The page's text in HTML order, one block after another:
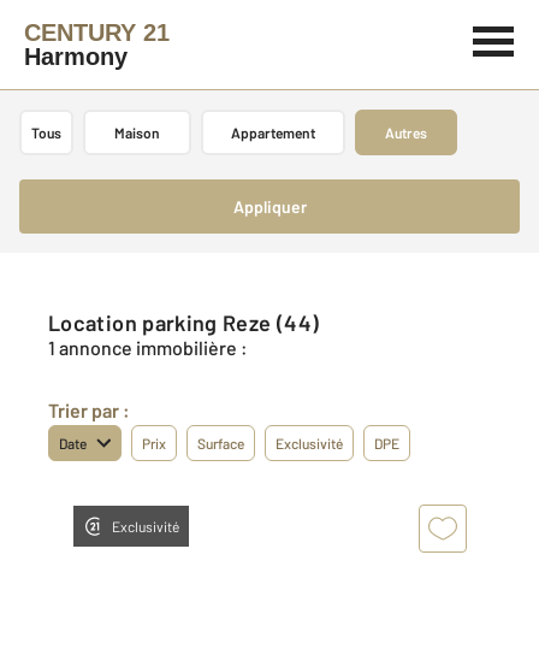
CENTURY 21
Harmony
Tous Maison Appartement Autres
Appliquer
Location parking Reze (44)
1 annonce immobilière :
Trier par :
Date Prix Surface Exclusivité DPE
Exclusivité